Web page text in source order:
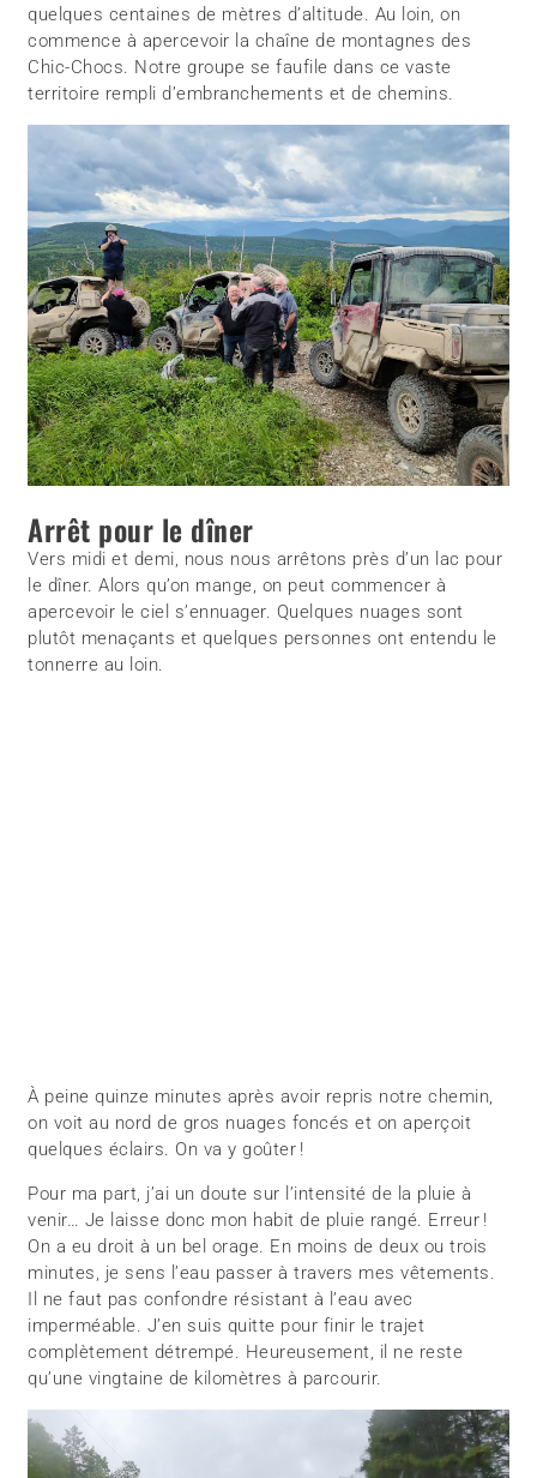
quelques centaines de mètres d’altitude. Au loin, on
commence à apercevoir la chaîne de montagnes des
Chic-Chocs. Notre groupe se faufile dans ce vaste
territoire rempli d’embranchements et de chemins.
Arrêt pour le dîner
Vers midi et demi, nous nous arrêtons près d’un lac pour
le dîner. Alors qu’on mange, on peut commencer à
apercevoir le ciel s’ennuager. Quelques nuages sont
plutôt menaçants et quelques personnes ont entendu le
tonnerre au loin.
À peine quinze minutes après avoir repris notre chemin,
on voit au nord de gros nuages foncés et on aperçoit
quelques éclairs. On va y goûter !
Pour ma part, j’ai un doute sur l’intensité de la pluie à
venir… Je laisse donc mon habit de pluie rangé. Erreur !
On a eu droit à un bel orage. En moins de deux ou trois
minutes, je sens l’eau passer à travers mes vêtements.
Il ne faut pas confondre résistant à l’eau avec
imperméable. J’en suis quitte pour finir le trajet
complètement détrempé. Heureusement, il ne reste
qu’une vingtaine de kilomètres à parcourir.